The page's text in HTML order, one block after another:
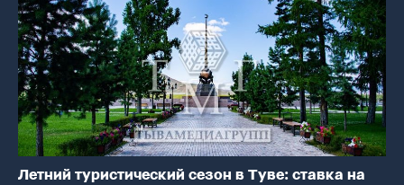
Летний туристический сезон в Туве: ставка на